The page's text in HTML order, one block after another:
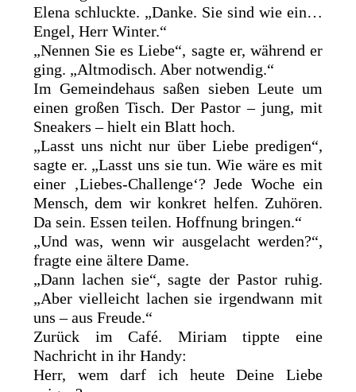
Elena schluckte. „Danke. Sie sind wie ein…
Engel, Herr Winter.“
„Nennen Sie es Liebe“, sagte er, während er
ging. „Altmodisch. Aber notwendig.“
Im Gemeindehaus saßen sieben Leute um
einen großen Tisch. Der Pastor – jung, mit
Sneakers – hielt ein Blatt hoch.
„Lasst uns nicht nur über Liebe predigen“,
sagte er. „Lasst uns sie tun. Wie wäre es mit
einer ‚Liebes-Challenge‘? Jede Woche ein
Mensch, dem wir konkret helfen. Zuhören.
Da sein. Essen teilen. Hoffnung bringen.“
„Und was, wenn wir ausgelacht werden?“,
fragte eine ältere Dame.
„Dann lachen sie“, sagte der Pastor ruhig.
„Aber vielleicht lachen sie irgendwann mit
uns – aus Freude.“
Zurück im Café. Miriam tippte eine
Nachricht in ihr Handy:
Herr, wem darf ich heute Deine Liebe